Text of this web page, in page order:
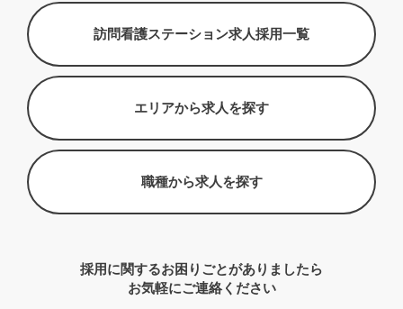
訪問看護ステーション求人採用一覧
エリアから求人を探す
職種から求人を探す
採用に関するお困りごとがありましたら
お気軽にご連絡ください